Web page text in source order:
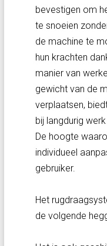
bevestigen om
te snoeien
de machine te
hun krachten
manier van
gewicht van de
verplaatsen,
bij langdurig
De hoogte
individueel
gebruiker.
Het
de volgende